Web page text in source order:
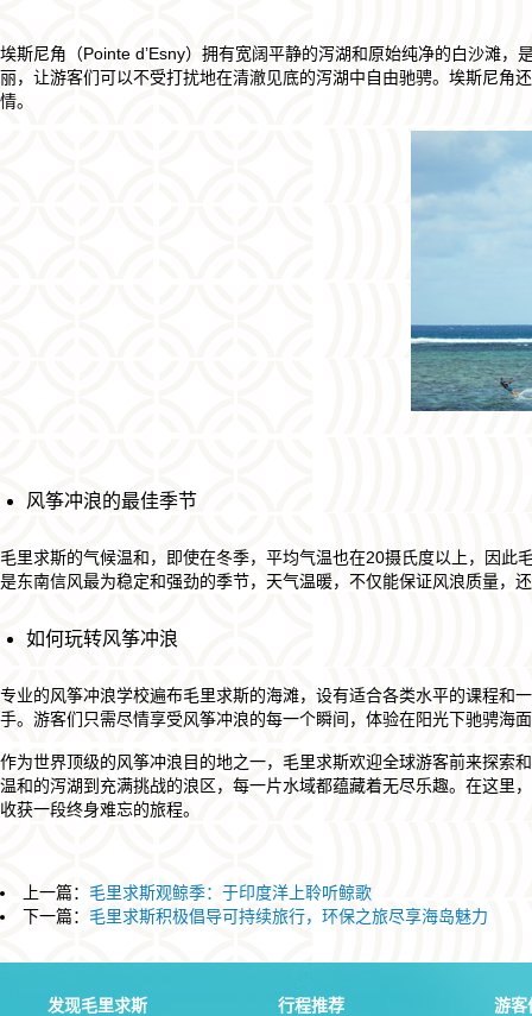
埃斯尼角（Pointe d’Esny）拥有宽阔平静的泻湖和原始纯净的白沙滩
丽，让游客们可以不受打扰地在清澈见底的泻湖中自由驰骋。埃斯尼角
情。
风筝冲浪的最佳季节
毛里求斯的气候温和，即使在冬季，平均气温也在20摄氏度以上，因
是东南信风最为稳定和强劲的季节，天气温暖，不仅能保证风浪质量，
如何玩转风筝冲浪
专业的风筝冲浪学校遍布毛里求斯的海滩，设有适合各类水平的课程和
手。游客们只需尽情享受风筝冲浪的每一个瞬间，体验在阳光下驰骋海
作为世界顶级的风筝冲浪目的地之一，毛里求斯欢迎全球游客前来探索
温和的泻湖到充满挑战的浪区，每一片水域都蕴藏着无尽乐趣。在这里
收获一段终身难忘的旅程。
上一篇： ​毛里求斯观鲸季：于印度洋上聆听鲸歌
下一篇： ​毛里求斯积极倡导可持续旅行，环保之旅尽享海岛魅力
发现毛里求斯 行程推荐 游客